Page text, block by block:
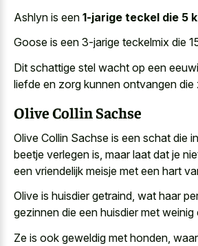
Ashlyn is een 1-jarige teckel die 5
Goose is een 3-jarige teckelmix die
Dit schattige stel wacht op een
liefde en zorg kunnen ontvangen die
Olive Collin Sachse
Olive Collin Sachse is een schat die
beetje verlegen is, maar laat dat je
een vriendelijk meisje met een hart
Olive is huisdier getraind, wat haar
gezinnen die een huisdier met
Ze is ook geweldig met honden,